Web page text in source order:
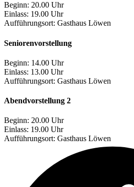
Beginn: 20.00 Uhr
Einlass: 19.00 Uhr
Aufführungsort: Gasthaus Löwen
Seniorenvorstellung
Beginn: 14.00 Uhr
Einlass: 13.00 Uhr
Aufführungsort: Gasthaus Löwen
Abendvorstellung 2
Beginn: 20.00 Uhr
Einlass: 19.00 Uhr
Aufführungsort: Gasthaus Löwen